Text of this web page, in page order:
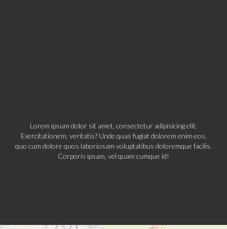
Lorem ipsum dolor sit amet, consectetur adipisicing elit.
Exercitationem, veritatis? Unde quas fugiat dolorem enim eos,
quo cum dolore quos laboriosam voluptatibus doloremque facilis.
Corporis ipsam, vel quam cumque id!